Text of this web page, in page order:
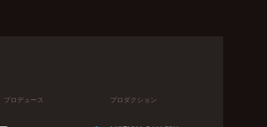
プロデュース プロダクション